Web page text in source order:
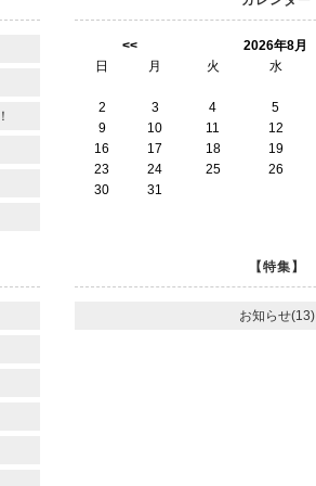
<<
2026年8月
日
月 火 水
2
3 4 5
9
10 11 12
16
17 18 19
23
24 25 26
30
31
【特集】
お知らせ(13)